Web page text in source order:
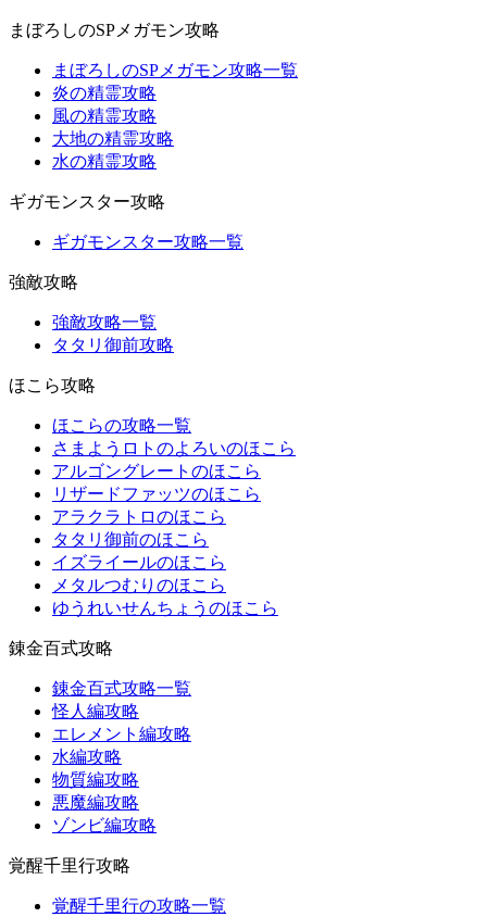
まぼろしのSPメガモン攻略
まぼろしのSPメガモン攻略一覧
炎の精霊攻略
風の精霊攻略
大地の精霊攻略
水の精霊攻略
ギガモンスター攻略
ギガモンスター攻略一覧
強敵攻略
強敵攻略一覧
タタリ御前攻略
ほこら攻略
ほこらの攻略一覧
さまようロトのよろいのほこら
アルゴングレートのほこら
リザードファッツのほこら
アラクラトロのほこら
タタリ御前のほこら
イズライールのほこら
メタルつむりのほこら
ゆうれいせんちょうのほこら
錬金百式攻略
錬金百式攻略一覧
怪人編攻略
エレメント編攻略
水編攻略
物質編攻略
悪魔編攻略
ゾンビ編攻略
覚醒千里行攻略
覚醒千里行の攻略一覧